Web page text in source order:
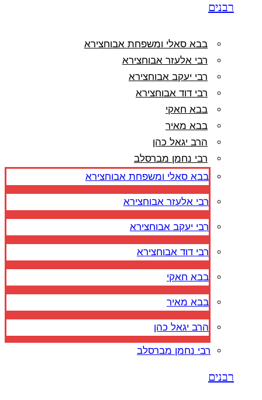
רבנים
בבא סאלי ומשפחת אבוחצירא
רבי אלעזר אבוחצירא
רבי יעקב אבוחצירא
רבי דוד אבוחצירא
בבא חאקי
בבא מאיר
הרב יגאל כהן
רבי נחמן מברסלב
בבא סאלי ומשפחת אבוחצירא
רבי אלעזר אבוחצירא
רבי יעקב אבוחצירא
רבי דוד אבוחצירא
בבא חאקי
בבא מאיר
הרב יגאל כהן
רבי נחמן מברסלב
רבנים